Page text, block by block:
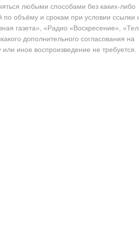
любыми способами без каких-либо
по объёму и срокам при условии ссылки
газета», «Радио «Воскресение»,
дополнительного согласования на
или иное воспроизведение не требуется.